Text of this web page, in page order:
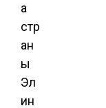
а
стр
ан
ы
Эл
ин